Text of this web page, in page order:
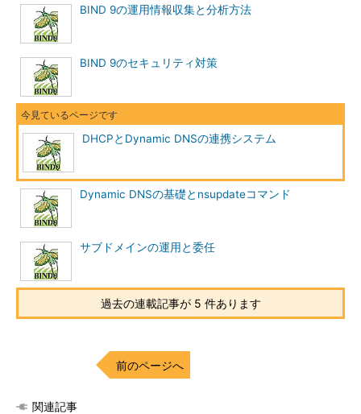
BIND 9の運用情報収集と分析方法
BIND 9のセキュリティ対策
DHCPとDynamic DNSの連携システム
Dynamic DNSの基礎とnsupdateコマンド
サブドメインの運用と委任
過去の連載記事が 5 件あります
前のページへ
関連記事